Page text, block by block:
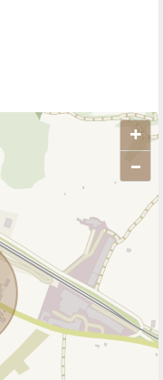
+
–